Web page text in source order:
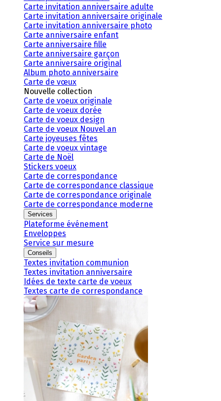
Carte invitation anniversaire adulte
Carte invitation anniversaire originale
Carte invitation anniversaire photo
Carte anniversaire enfant
Carte anniversaire fille
Carte anniversaire garçon
Carte anniversaire original
Album photo anniversaire
Carte de vœux
Nouvelle collection
Carte de voeux originale
Carte de voeux dorée
Carte de voeux design
Carte de voeux Nouvel an
Carte joyeuses fêtes
Carte de voeux vintage
Carte de Noël
Stickers voeux
Carte de correspondance
Carte de correspondance classique
Carte de correspondance originale
Carte de correspondance moderne
Services
Plateforme événement
Enveloppes
Service sur mesure
Conseils
Textes invitation communion
Textes invitation anniversaire
Idées de texte carte de voeux
Textes carte de correspondance